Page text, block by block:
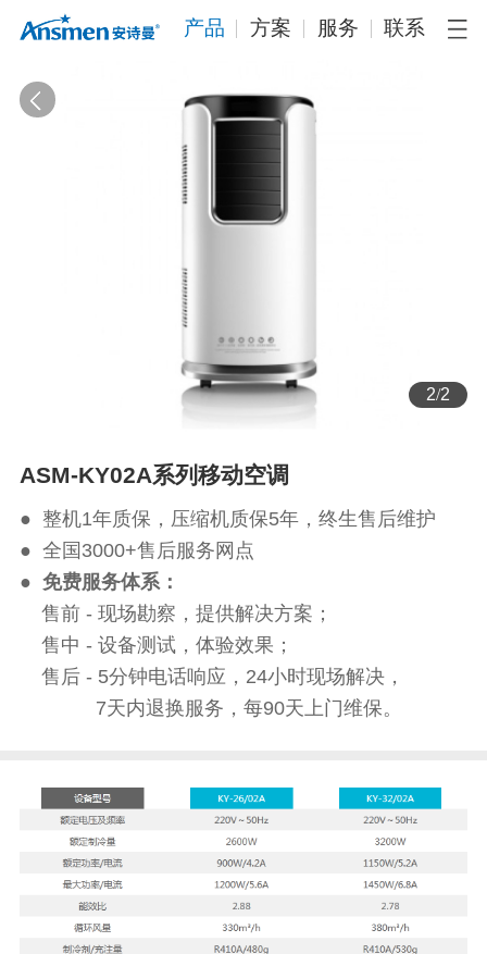
产品 方案 服务 联系
2/2
ASM-KY02A系列移动空调
● 整机1年质保，压缩机质保5年，终生售后维护
● 全国3000+售后服务网点
● 免费服务体系：
售前 - 现场勘察，提供解决方案；
售中 - 设备测试，体验效果；
售后 - 5分钟电话响应，24小时现场解决，
7天内退换服务，每90天上门维保。